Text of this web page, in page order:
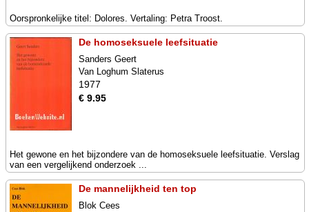
Oorspronkelijke titel: Dolores. Vertaling: Petra Troost.
De homoseksuele leefsituatie
Sanders Geert
Van Loghum Slaterus
1977
€ 9.95
Het gewone en het bijzondere van de homoseksuele leefsituatie. Verslag
van een vergelijkend onderzoek ...
De mannelijkheid ten top
Blok Cees